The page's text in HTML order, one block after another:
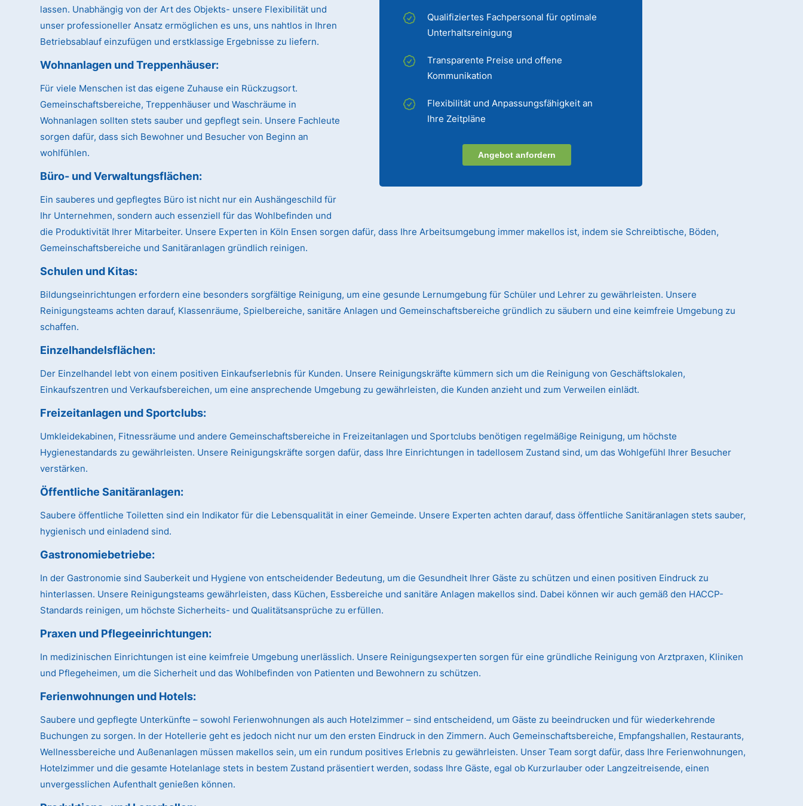
Qualifiziertes Fachpersonal für optimale
Unterhaltsreinigung
Transparente Preise und offene
Kommunikation
Flexibilität und Anpassungsfähigkeit an
Ihre Zeitpläne
Angebot anfordern
lassen. Unabhängig von der Art des Objekts- unsere Flexibilität und
unser professioneller Ansatz ermöglichen es uns, uns nahtlos in Ihren
Betriebsablauf einzufügen und erstklassige Ergebnisse zu liefern.
Wohnanlagen und Treppenhäuser:
Für viele Menschen ist das eigene Zuhause ein Rückzugsort.
Gemeinschaftsbereiche, Treppenhäuser und Waschräume in
Wohnanlagen sollten stets sauber und gepflegt sein. Unsere Fachleute
sorgen dafür, dass sich Bewohner und Besucher von Beginn an
wohlfühlen.
Büro- und Verwaltungsflächen:
Ein sauberes und gepflegtes Büro ist nicht nur ein Aushängeschild für
Ihr Unternehmen, sondern auch essenziell für das Wohlbefinden und
die Produktivität Ihrer Mitarbeiter. Unsere Experten in Köln Ensen sorgen dafür, dass Ihre Arbeitsumgebung immer makellos ist, indem sie Schreibtische, Böden,
Gemeinschaftsbereiche und Sanitäranlagen gründlich reinigen.
Schulen und Kitas:
Bildungseinrichtungen erfordern eine besonders sorgfältige Reinigung, um eine gesunde Lernumgebung für Schüler und Lehrer zu gewährleisten. Unsere
Reinigungsteams achten darauf, Klassenräume, Spielbereiche, sanitäre Anlagen und Gemeinschaftsbereiche gründlich zu säubern und eine keimfreie Umgebung zu
schaffen.
Einzelhandelsflächen:
Der Einzelhandel lebt von einem positiven Einkaufserlebnis für Kunden. Unsere Reinigungskräfte kümmern sich um die Reinigung von Geschäftslokalen,
Einkaufszentren und Verkaufsbereichen, um eine ansprechende Umgebung zu gewährleisten, die Kunden anzieht und zum Verweilen einlädt.
Freizeitanlagen und Sportclubs:
Umkleidekabinen, Fitnessräume und andere Gemeinschaftsbereiche in Freizeitanlagen und Sportclubs benötigen regelmäßige Reinigung, um höchste
Hygienestandards zu gewährleisten. Unsere Reinigungskräfte sorgen dafür, dass Ihre Einrichtungen in tadellosem Zustand sind, um das Wohlgefühl Ihrer Besucher
verstärken.
Öffentliche Sanitäranlagen:
Saubere öffentliche Toiletten sind ein Indikator für die Lebensqualität in einer Gemeinde. Unsere Experten achten darauf, dass öffentliche Sanitäranlagen stets sauber,
hygienisch und einladend sind.
Gastronomiebetriebe:
In der Gastronomie sind Sauberkeit und Hygiene von entscheidender Bedeutung, um die Gesundheit Ihrer Gäste zu schützen und einen positiven Eindruck zu
hinterlassen. Unsere Reinigungsteams gewährleisten, dass Küchen, Essbereiche und sanitäre Anlagen makellos sind. Dabei können wir auch gemäß den HACCP-
Standards reinigen, um höchste Sicherheits- und Qualitätsansprüche zu erfüllen.
Praxen und Pflegeeinrichtungen:
In medizinischen Einrichtungen ist eine keimfreie Umgebung unerlässlich. Unsere Reinigungsexperten sorgen für eine gründliche Reinigung von Arztpraxen, Kliniken
und Pflegeheimen, um die Sicherheit und das Wohlbefinden von Patienten und Bewohnern zu schützen.
Ferienwohnungen und Hotels:
Saubere und gepflegte Unterkünfte – sowohl Ferienwohnungen als auch Hotelzimmer – sind entscheidend, um Gäste zu beeindrucken und für wiederkehrende
Buchungen zu sorgen. In der Hotellerie geht es jedoch nicht nur um den ersten Eindruck in den Zimmern. Auch Gemeinschaftsbereiche, Empfangshallen, Restaurants,
Wellnessbereiche und Außenanlagen müssen makellos sein, um ein rundum positives Erlebnis zu gewährleisten. Unser Team sorgt dafür, dass Ihre Ferienwohnungen,
Hotelzimmer und die gesamte Hotelanlage stets in bestem Zustand präsentiert werden, sodass Ihre Gäste, egal ob Kurzurlauber oder Langzeitreisende, einen
unvergesslichen Aufenthalt genießen können.